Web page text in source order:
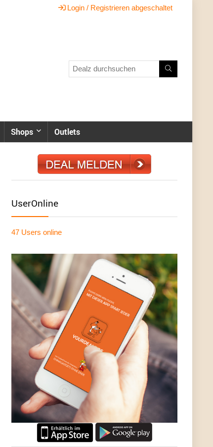
Login / Registrieren abgeschaltet
Shops Outlets
UserOnline
47 Users online